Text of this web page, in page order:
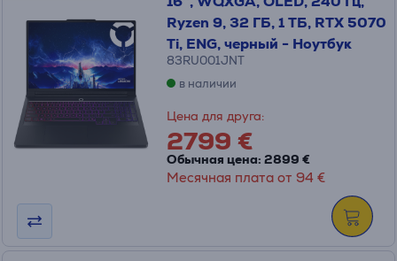
Ryzen 9, 32 ГБ, 1 ТБ, RTX 5070
Ti, ENG, черный - Ноутбук
83RU001JNT
в наличии
Цена для друга:
2799 €
Обычная цена: 2899 €
Месячная плата от 94 €